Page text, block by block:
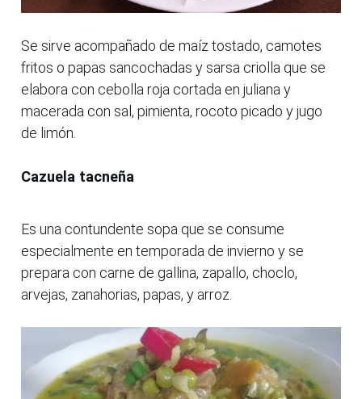
Se sirve acompañado de maíz tostado, camotes
fritos o papas sancochadas y sarsa criolla que se
elabora con cebolla roja cortada en juliana y
macerada con sal, pimienta, rocoto picado y jugo
de limón.
Cazuela tacneña
Es una contundente sopa que se consume
especialmente en temporada de invierno y se
prepara con carne de gallina, zapallo, choclo,
arvejas, zanahorias, papas, y arroz.